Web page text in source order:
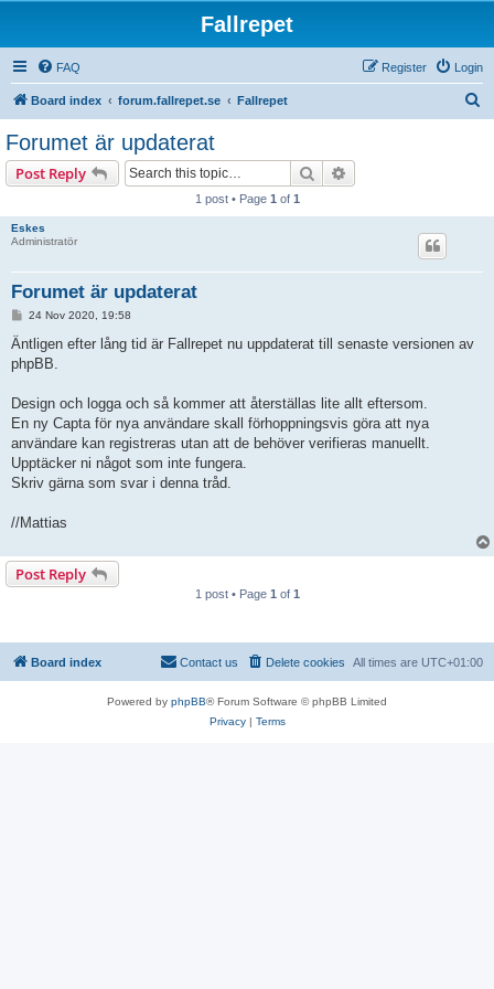
Fallrepet
FAQ Login
Register
Board index forum.fallrepet.se Fallrepet
Forumet är updaterat
Post Reply Search
1 post • Page 1 of 1
Eskes
Administratör
Forumet är updaterat
P
s
24 Nov 2020, 19:58
Äntligen efter lång tid är Fallrepet nu uppdaterat till senaste versionen av
phpBB.
Design och logga och så kommer att återställas lite allt eftersom.
En ny Capta för nya användare skall förhoppningsvis göra att nya
användare kan registreras utan att de behöver verifieras manuellt.
Upptäcker ni något som inte fungera.
Skriv gärna som svar i denna tråd.
//Mattias
Post Reply
1 post • Page 1 of 1
Board index All times are UTC+01:00
Delete cookies
Contact us
Powered by phpBB® Forum Software © phpBB Limited
Privacy| Terms